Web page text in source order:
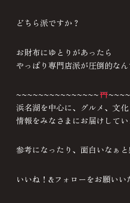
どちら派ですか？
お財布にゆとりがあったら
やっぱり専門店派が圧倒的な
~~~~~~~~~~~~~~~
~~~~
浜名湖を中心に、グルメ、文化
情報をみなさまにお届けしてい
参考になったり、面白いなぁと
いいね！&フォローをお願いい